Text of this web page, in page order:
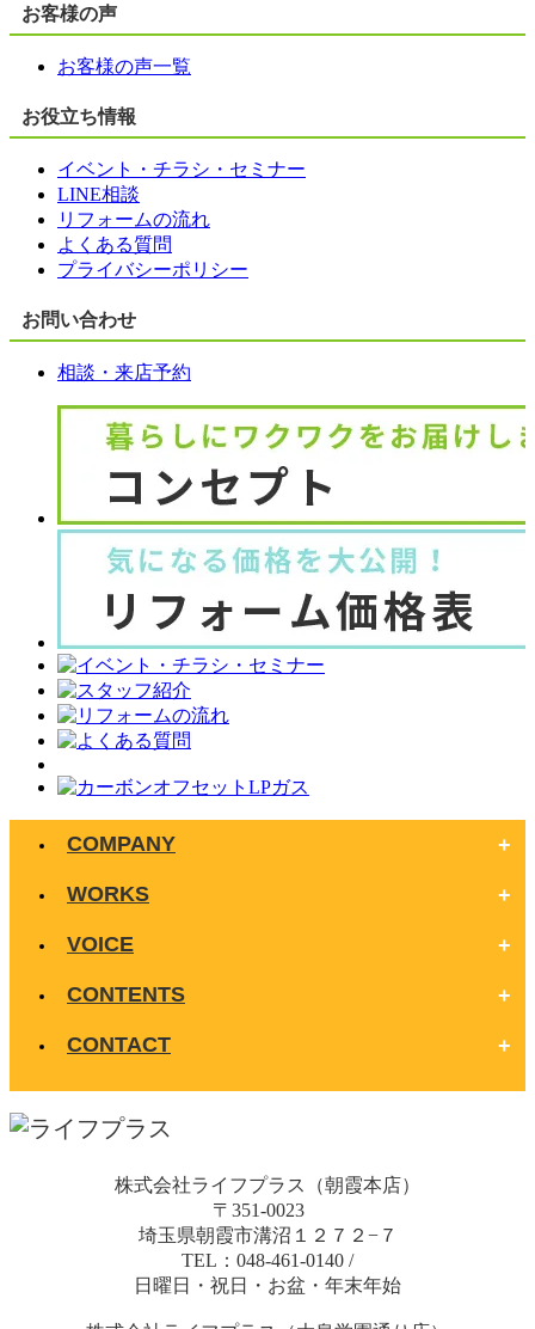
お客様の声
お客様の声一覧
お役立ち情報
イベント・チラシ・セミナー
LINE相談
リフォームの流れ
よくある質問
プライバシーポリシー
お問い合わせ
相談・来店予約
COMPANY
WORKS
VOICE
CONTENTS
CONTACT
株式会社ライフプラス（朝霞本店）
〒351-0023
埼玉県朝霞市溝沼１２７２−７
TEL：048-461-0140 /
日曜日・祝日・お盆・年末年始